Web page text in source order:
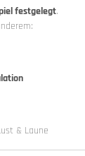
festgelegt.
& Laune